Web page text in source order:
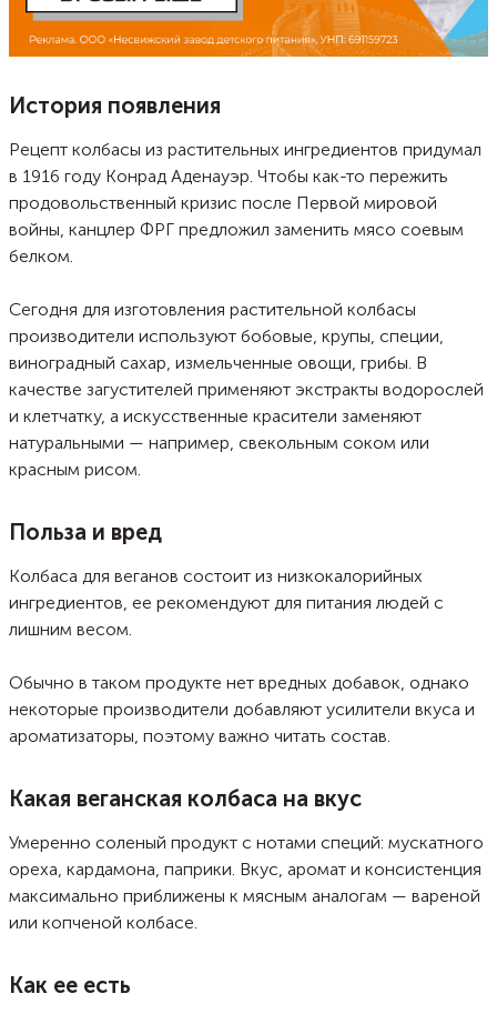
История появления
Рецепт колбасы из растительных ингредиентов придумал
в 1916 году Конрад Аденауэр. Чтобы как-то пережить
продовольственный кризис после Первой мировой
войны, канцлер ФРГ предложил заменить мясо соевым
белком.
Сегодня для изготовления растительной колбасы
производители используют бобовые, крупы, специи,
виноградный сахар, измельченные овощи, грибы. В
качестве загустителей применяют экстракты водорослей
и клетчатку, а искусственные красители заменяют
натуральными — например, свекольным соком или
красным рисом.
Польза и вред
Колбаса для веганов состоит из низкокалорийных
ингредиентов, ее рекомендуют для питания людей с
лишним весом.
Обычно в таком продукте нет вредных добавок, однако
некоторые производители добавляют усилители вкуса и
ароматизаторы, поэтому важно читать состав.
Какая веганская колбаса на вкус
Умеренно соленый продукт с нотами специй: мускатного
ореха, кардамона, паприки. Вкус, аромат и консистенция
максимально приближены к мясным аналогам — вареной
или копченой колбасе.
Как ее есть